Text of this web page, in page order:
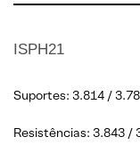
ISPH21
Suportes: 3.814 /
Resistências: 3.843 /